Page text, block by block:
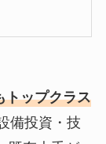
トップクラス
備投資・技